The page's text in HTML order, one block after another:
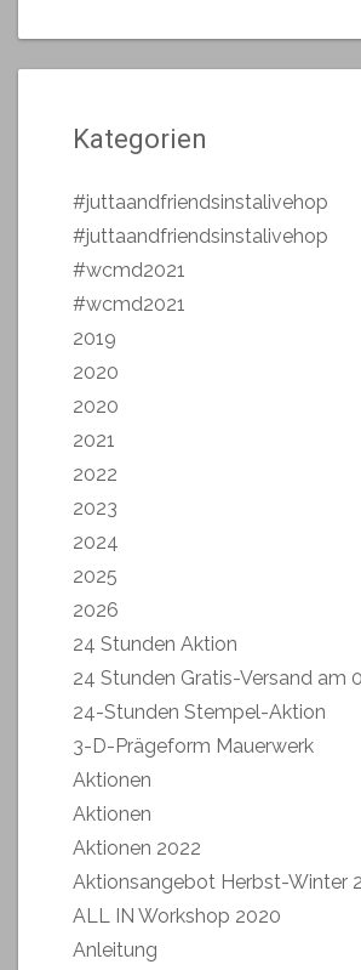
Kategorien
#juttaandfriendsinstalivehop
#juttaandfriendsinstalivehop
#wcmd2021
#wcmd2021
2019
2020
2020
2021
2022
2023
2024
2025
2026
24 Stunden Aktion
24 Stunden Gratis-Versand am
24-Stunden Stempel-Aktion
3-D-Prägeform Mauerwerk
Aktionen
Aktionen
Aktionen 2022
Aktionsangebot Herbst-Winter
ALL IN Workshop 2020
Anleitung